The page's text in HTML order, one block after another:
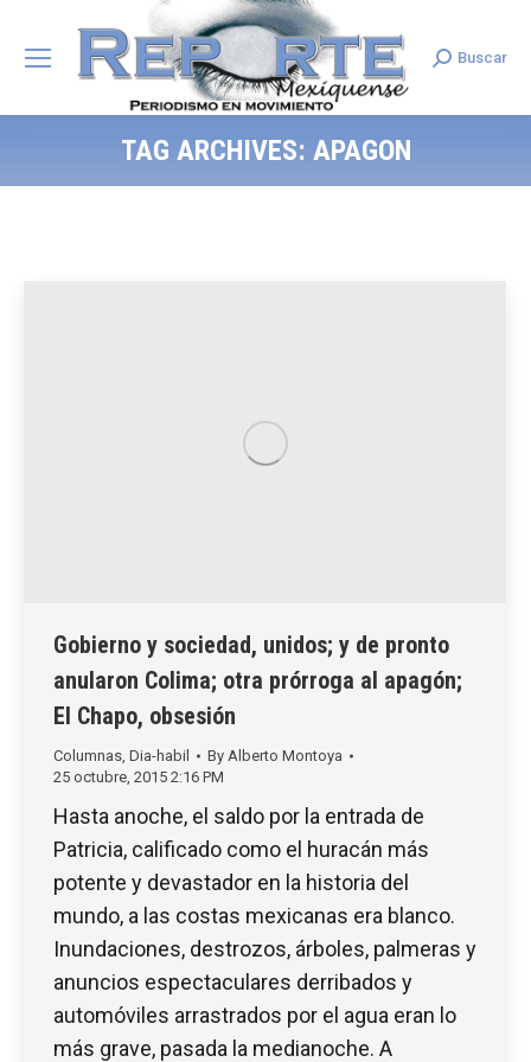
Search:
Buscar
TAG ARCHIVES: APAGON
Gobierno y sociedad, unidos; y de pronto
anularon Colima; otra prórroga al apagón;
El Chapo, obsesión
Columnas Dia-habil By Alberto Montoya
25 octubre, 2015 2:16 PM
Hasta anoche, el saldo por la entrada de
Patricia, calificado como el huracán más
potente y devastador en la historia del
mundo, a las costas mexicanas era blanco.
Inundaciones, destrozos, árboles, palmeras y
anuncios espectaculares derribados y
automóviles arrastrados por el agua eran lo
más grave, pasada la medianoche. A